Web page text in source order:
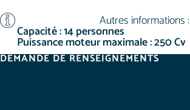
Autres informations :
Capacité : 14 personnes
Puissance moteur maximale : 250 Cv
DEMANDE DE RENSEIGNEMENTS